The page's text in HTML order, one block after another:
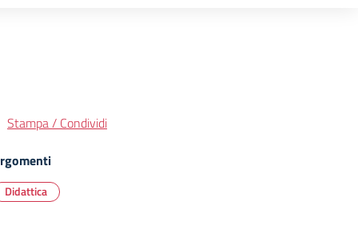
Stampa / Condividi
Didattica